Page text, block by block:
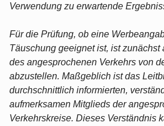
Verwendung zu erwartende
Für die Prüfung, ob eine
Täuschung geeignet ist, ist zunächst
des angesprochenen Verkehrs von
abzustellen. Maßgeblich ist das
durchschnittlich informierten,
aufmerksamen Mitglieds der
Verkehrskreise. Dieses Verständnis